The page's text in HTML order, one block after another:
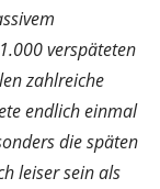
verspäteten
zahlreiche
endlich einmal
die späten
leiser sein als